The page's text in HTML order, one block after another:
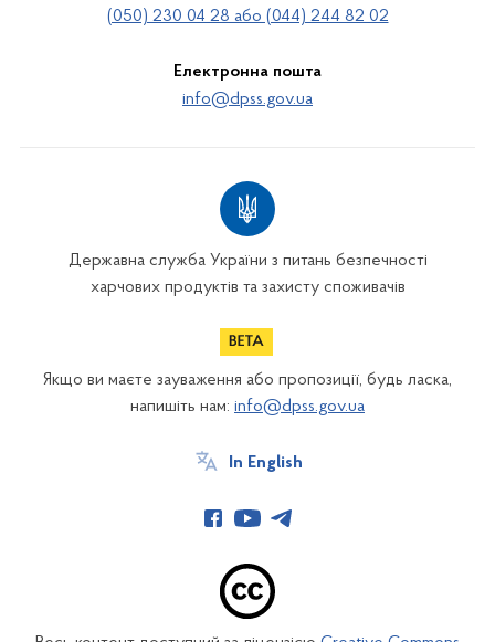
(050) 230 04 28 або (044) 244 82 02
Електронна пошта
info@dpss.gov.ua
Державна служба України з питань безпечності
харчових продуктів та захисту споживачів
Якщо ви маєте зауваження або пропозиції, будь ласка,
напишіть нам: info@dpss.gov.ua
In English